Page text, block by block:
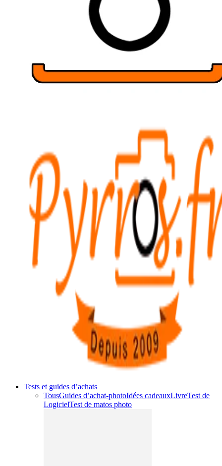
Tests et guides d’achats
TousGuides d’achat-photoIdées cadeauxLivreTest de
LogicielTest de matos photo